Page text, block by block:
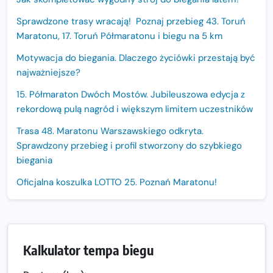
Sprawdzone trasy wracają! Poznaj przebieg 43. Toruń
Maratonu, 17. Toruń Półmaratonu i biegu na 5 km
Motywacja do biegania. Dlaczego życiówki przestają być
najważniejsze?
15. Półmaraton Dwóch Mostów. Jubileuszowa edycja z
rekordową pulą nagród i większym limitem uczestników
Trasa 48. Maratonu Warszawskiego odkryta.
Sprawdzony przebieg i profil stworzony do szybkiego
biegania
Oficjalna koszulka LOTTO 25. Poznań Maratonu!
Ostatnie wolne miejsca na jubileuszowy Bieg
Kalkulator tempa biegu